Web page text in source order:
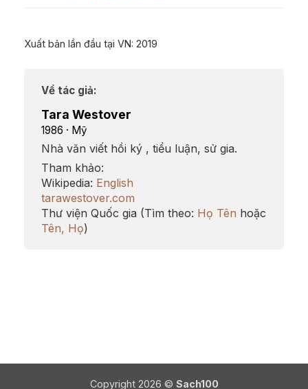
Xuất bản lần đầu tại VN: 2019
Về tác giả:
Tara Westover
1986 · Mỹ
Nhà văn viết hồi ký , tiểu luận, sử gia.
Tham khảo:
Wikipedia: English
tarawestover.com
Thư viện Quốc gia (Tìm theo: Họ Tên hoặc
Tên, Họ)
Copyright 2026 © Sach100